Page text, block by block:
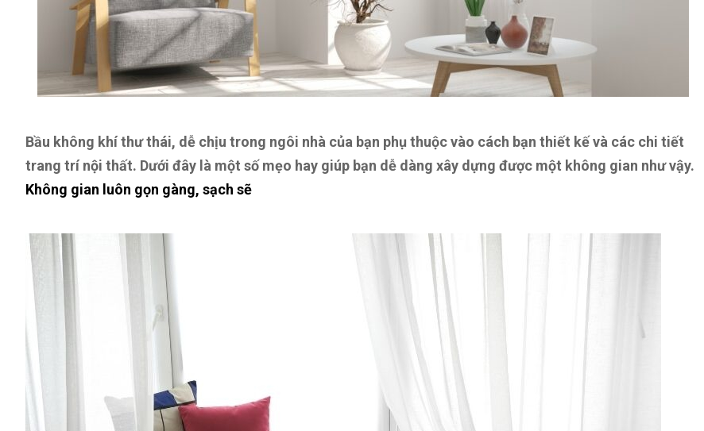
Bầu không khí thư thái, dễ chịu trong ngôi nhà của bạn phụ thuộc vào cách bạn thiết kế và các chi tiết
trang trí nội thất. Dưới đây là một số mẹo hay giúp bạn dễ dàng xây dựng được một không gian như vậy.
Không gian luôn gọn gàng, sạch sẽ